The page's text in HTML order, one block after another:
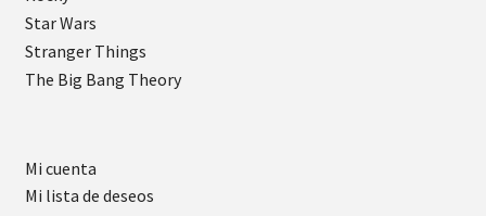
Star Wars
Stranger Things
The Big Bang Theory
Mi cuenta
Mi lista de deseos